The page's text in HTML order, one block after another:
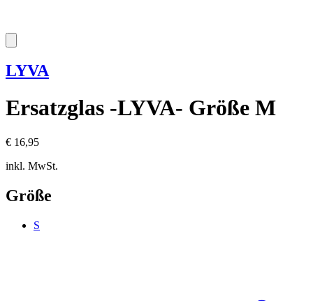
LYVA
Ersatzglas -LYVA- Größe M
€ 16,95
inkl. MwSt.
Größe
S